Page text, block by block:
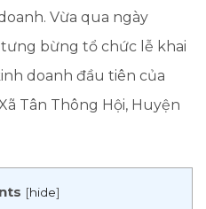
Vừa qua ngày
tưng bừng tổ chức lễ khai
doanh đầu tiên của
Tân Thông Hội, Huyện
[hide]